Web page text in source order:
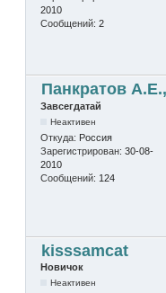
2010
Сообщений: 2
Панкратов
Завсегдатай
Неактивен
Откуда: Россия
Зарегистрирован: 30-08-
2010
Сообщений: 124
kisssamcat
Новичок
Неактивен